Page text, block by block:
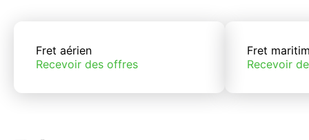
Fret aérien
Recevoir des offres
Fret
Recevoir